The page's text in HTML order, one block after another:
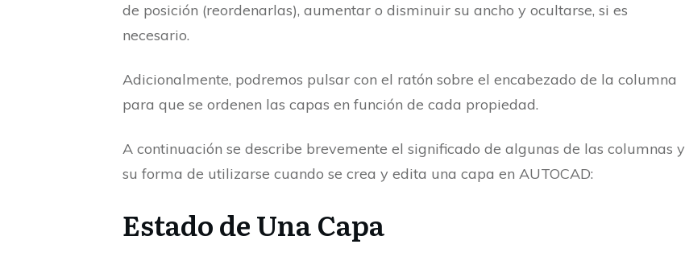
de posición (reordenarlas), aumentar o disminuir su ancho y ocultarse, si es
necesario.
Adicionalmente, podremos pulsar con el ratón sobre el encabezado de la columna
para que se ordenen las capas en función de cada propiedad.
A continuación se describe brevemente el significado de algunas de las columnas y
su forma de utilizarse cuando se crea y edita una capa en AUTOCAD:
Estado de Una Capa